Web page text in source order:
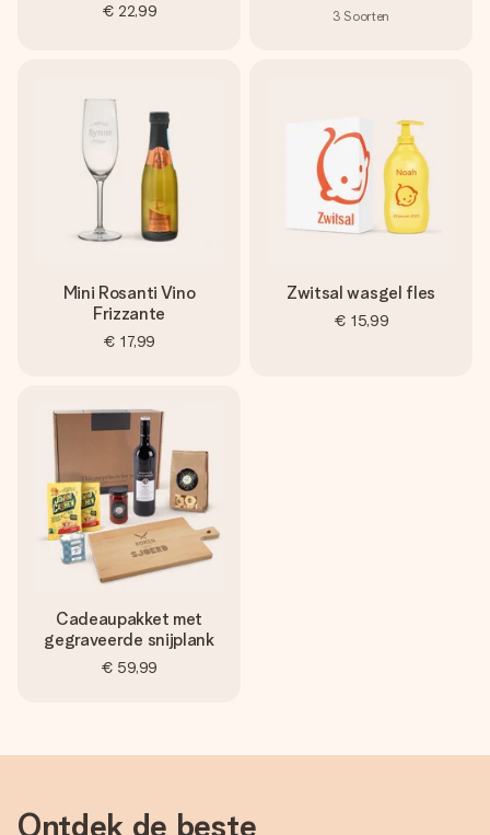
€ 22,99 3 Soorten
Mini Rosanti Vino
Frizzante
€ 17,99
Zwitsal wasgel fles
€ 15,99
Cadeaupakket met
gegraveerde snijplank
€ 59,99
Ontdek de beste